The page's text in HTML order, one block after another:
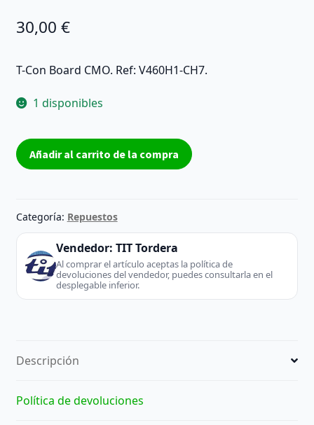
30,00 €
T-Con Board CMO. Ref: V460H1-CH7.
1 disponibles
T-
Con
CH7
CMO
(Laptop)
cantidad
Añadir al carrito de la compra
Categoría: Repuestos
Vendedor: TIT Tordera
Al comprar el artículo aceptas la política de
devoluciones del vendedor, puedes consultarla en el
desplegable inferior.
Descripción
Política de devoluciones